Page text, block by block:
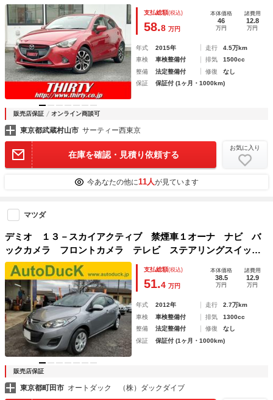
ｈ プッシュスタート ＬＥＤライト フォグ 禁煙車 オー
トライト ディーゼルターボ
支払総額(税込)
58.8 万円
本体価格
46
万円
諸費用
12.8
万円
年式 2015年 走行
4.5万km
車検
車検整備付 排気
1500cc
整備
法定整備付 修復
なし
保証
保証付 (1ヶ月・1000km)
販売店保証 オンライン商談可
東京都武蔵村山市 サーティー西東京
在庫を確認・見積り依頼する
お気に入り
今あなたの他に11人が見ています
マツダ
デミオ １３－スカイアクティブ 禁煙車１オーナ ナビ バ
ックカメラ フロントカメラ テレビ ステアリングスイッ
チ スマートキー ドライブレコーダ ＥＴＣ オートエアコ
ン オートワイパ ドアバイザ トラクションコントロール
支払総額(税込)
51.4 万円
本体価格
38.5
万円
諸費用
12.9
万円
年式 2012年 走行
2.7万km
車検
車検整備付 排気
1300cc
整備
法定整備付 修復
なし
保証
保証付 (1ヶ月・1000km)
販売店保証
東京都町田市 オートダック （株）ダックダイブ